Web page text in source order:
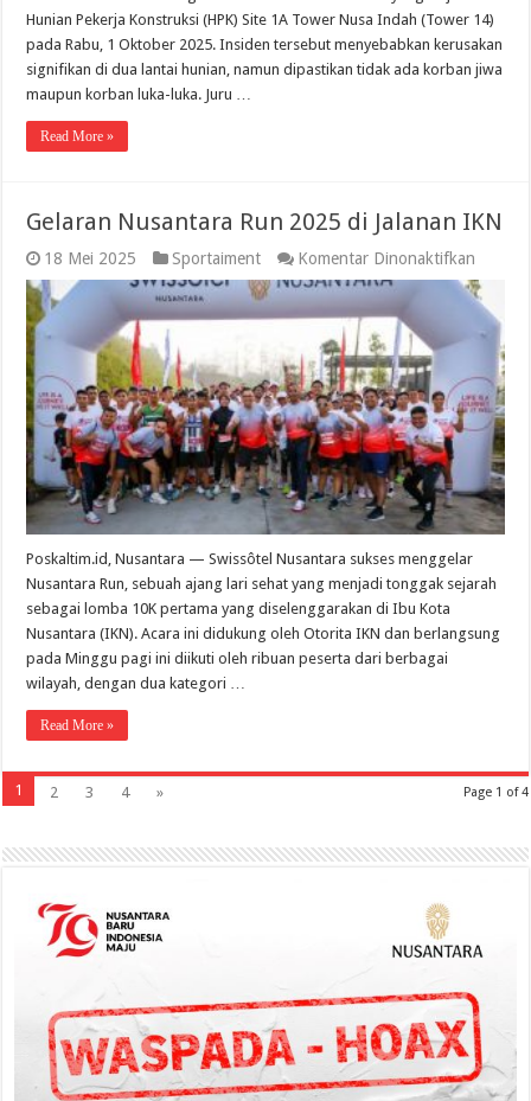
Hunian Pekerja Konstruksi (HPK) Site 1A Tower Nusa Indah (Tower 14)
pada Rabu, 1 Oktober 2025. Insiden tersebut menyebabkan kerusakan
signifikan di dua lantai hunian, namun dipastikan tidak ada korban jiwa
maupun korban luka-luka. Juru …
Read More »
Gelaran Nusantara Run 2025 di Jalanan IKN
18 Mei 2025 Sportaiment Komentar Dinonaktifkan
Gelaran
Run
2025
Jalanan
IKN
Poskaltim.id, Nusantara — Swissôtel Nusantara sukses menggelar
Nusantara Run, sebuah ajang lari sehat yang menjadi tonggak sejarah
sebagai lomba 10K pertama yang diselenggarakan di Ibu Kota
Nusantara (IKN). Acara ini didukung oleh Otorita IKN dan berlangsung
pada Minggu pagi ini diikuti oleh ribuan peserta dari berbagai
wilayah, dengan dua kategori …
Read More »
Page 1 of 4
1 2 3 4 »